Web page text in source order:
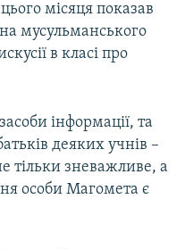
місяця показав
мусульманського
в класі про
інформації, та
деяких учнів –
тільки зневажливе, а
особи Магомета є